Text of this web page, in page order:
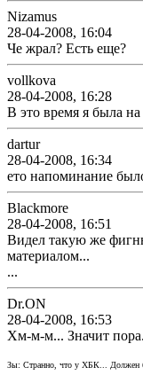
Nizamus
28-04-2008, 16:04
Че жрал? Есть еще?
vollkova
28-04-2008, 16:28
В это время я была
dartur
28-04-2008, 16:34
ето напоминание
Blackmore
28-04-2008, 16:51
Видел такую же
материалом...
...
Dr.ON
28-04-2008, 16:53
Хм-м-м... Значит
Зы: Странно, что у ХБК... Должен